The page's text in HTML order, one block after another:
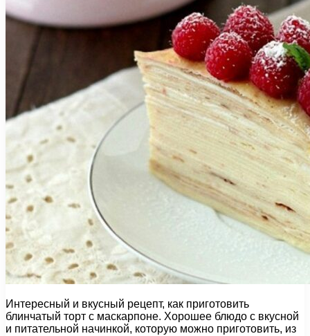
Интересный и вкусный рецепт, как приготовить
блинчатый торт с маскарпоне. Хорошее блюдо с вкусной
и питательной начинкой, которую можно приготовить, из